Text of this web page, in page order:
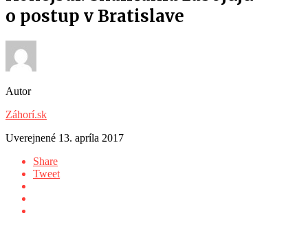
o postup v Bratislave
Autor
Záhorí.sk
Uverejnené 13. apríla 2017
Share
Tweet